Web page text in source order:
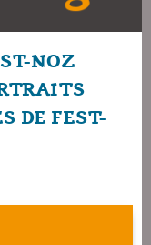
NOZ
DE FEST-